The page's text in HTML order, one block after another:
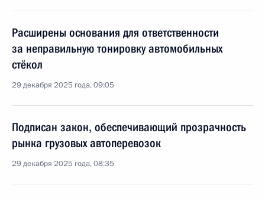
Расширены основания для ответственности
за неправильную тонировку автомобильных
стёкол
29 декабря 2025 года, 09:05
Подписан закон, обеспечивающий прозрачность
рынка грузовых автоперевозок
29 декабря 2025 года, 08:35